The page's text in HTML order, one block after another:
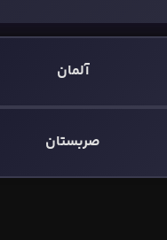
آلمان
صربستان